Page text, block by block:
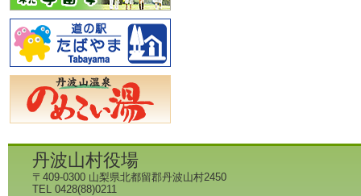
丹波山村役場
〒409-0300 山梨県北都留郡丹波山村2450
TEL 0428(88)0211